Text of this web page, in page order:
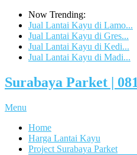
Now Trending:
Jual Lantai Kayu di Lamo...
Jual Lantai Kayu di Gres...
Jual Lantai Kayu di Kedi...
Jual Lantai Kayu di Madi...
Surabaya Parket |
Menu
Home
Harga Lantai Kayu
Project Surabaya Parket